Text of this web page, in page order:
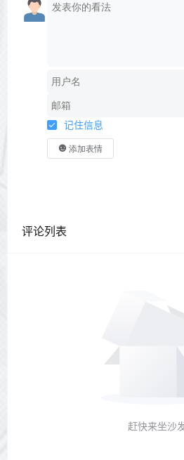
记住信息
添加表情
评论列表
赶快来坐沙